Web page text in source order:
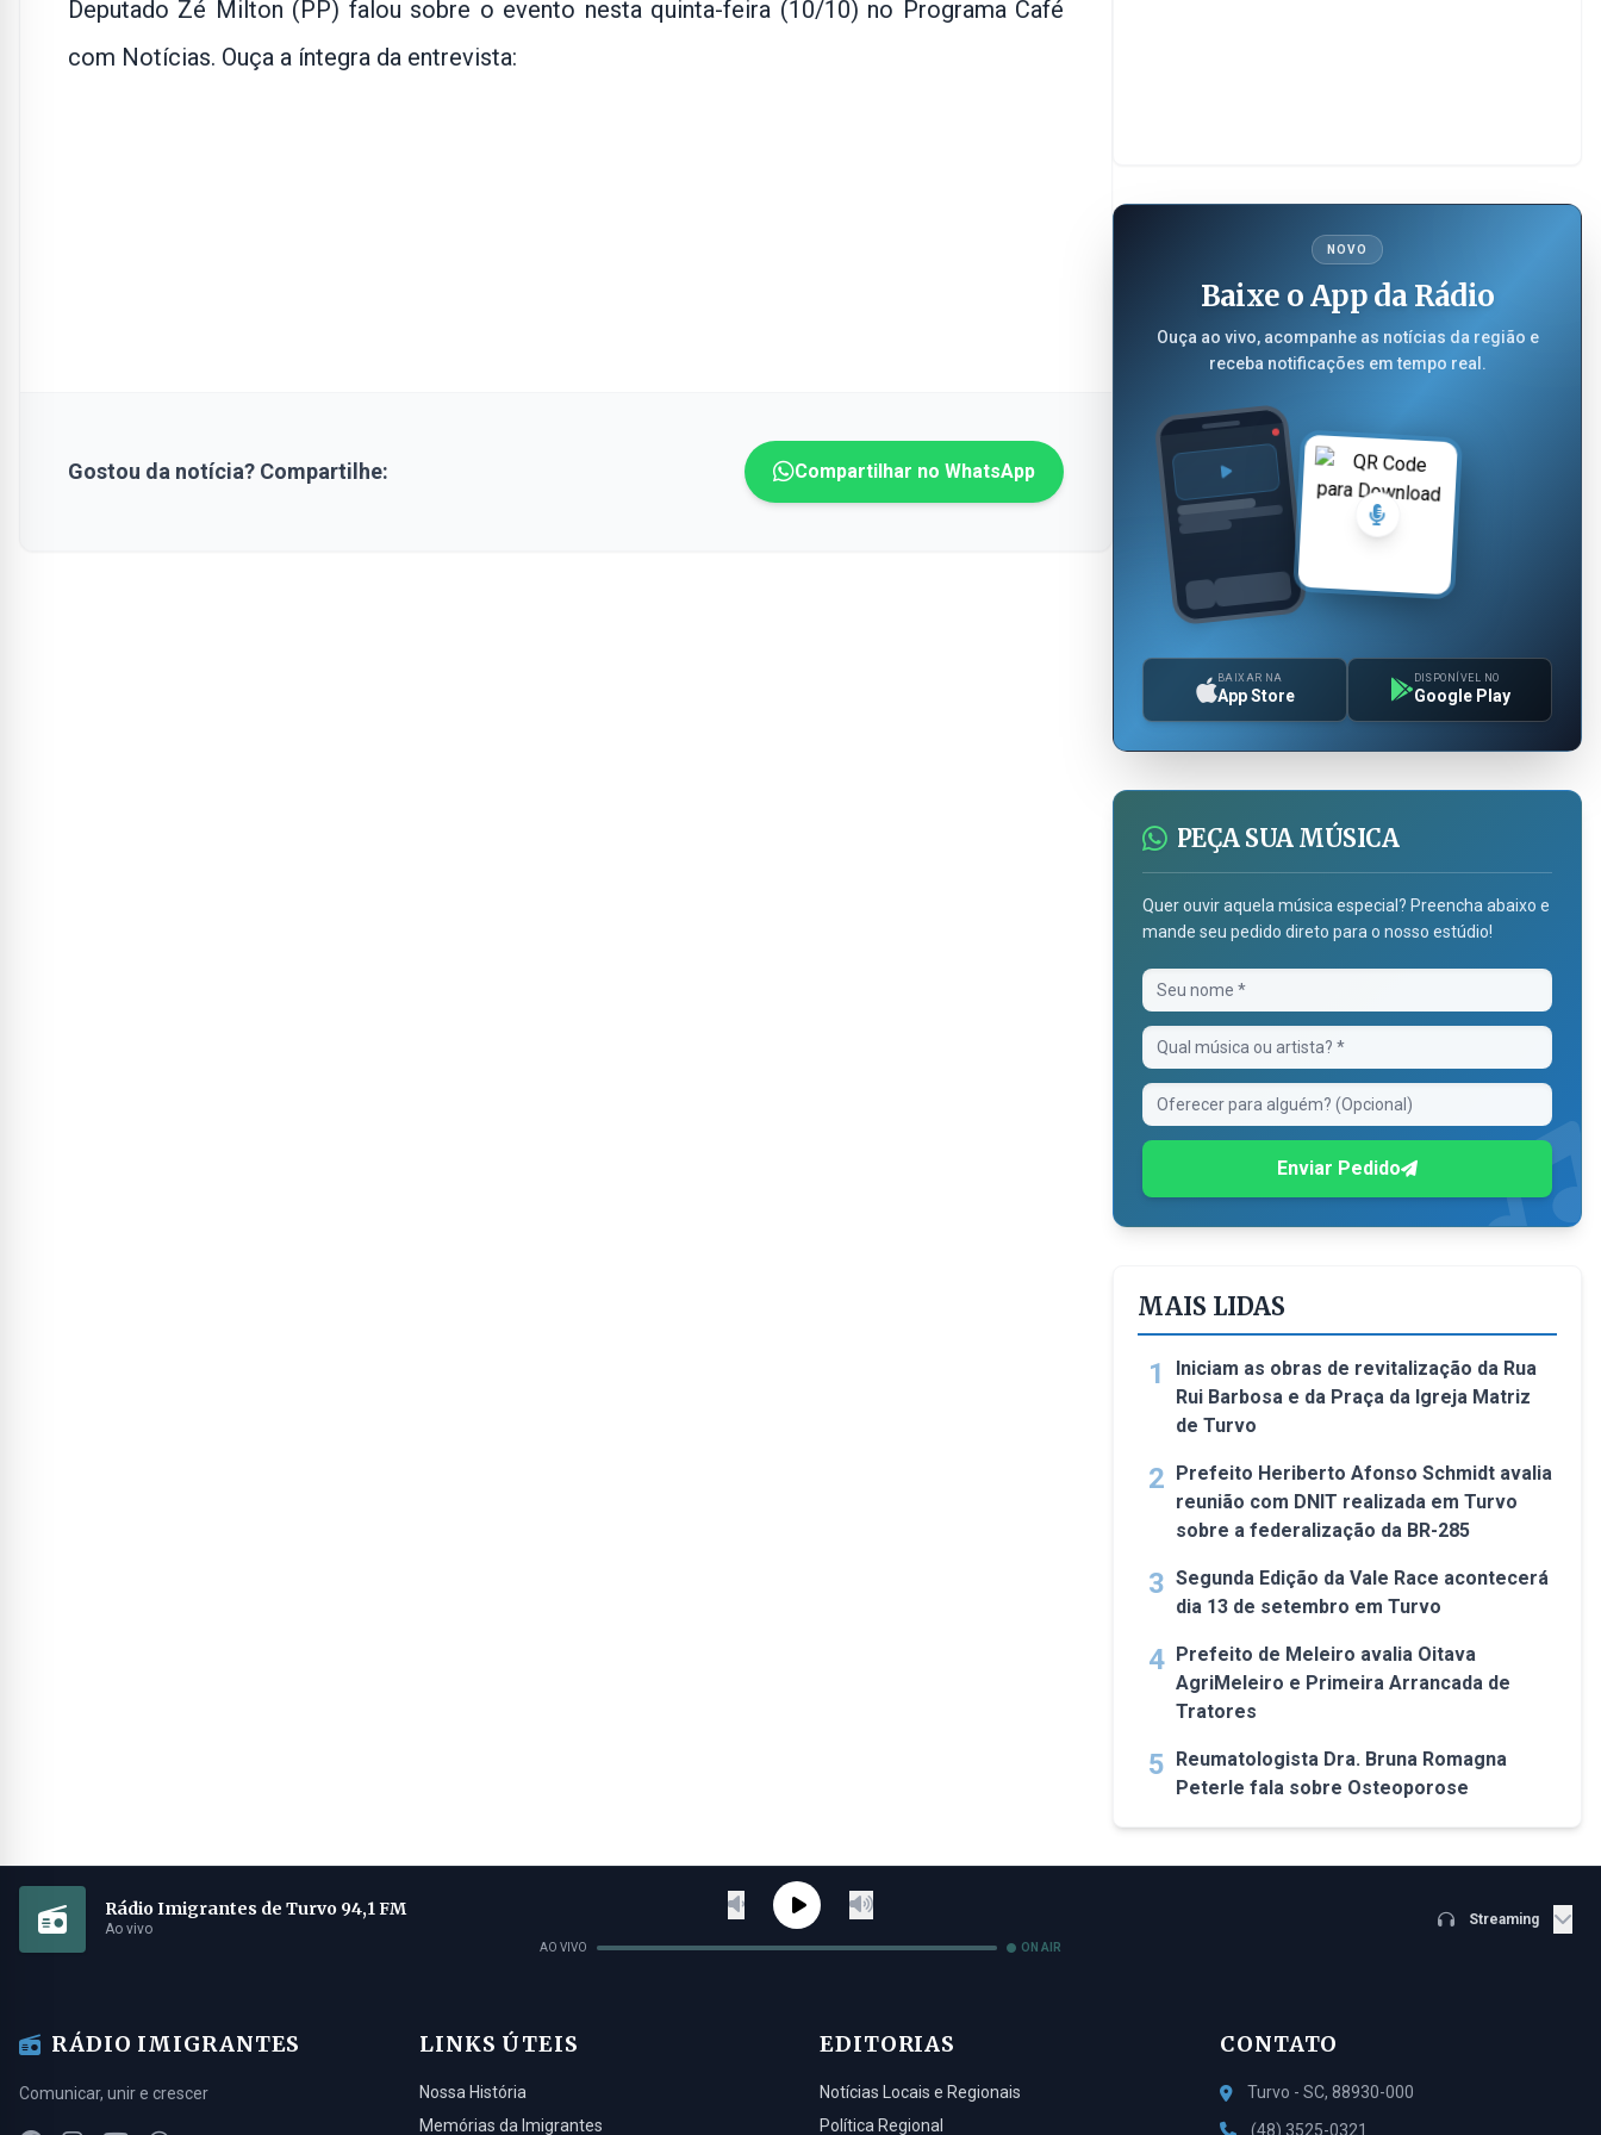
Deputado Zé Milton (PP) falou sobre o evento nesta quinta-feira (10/10) no Programa Café
com Notícias. Ouça a íntegra da entrevista:
Gostou da notícia? Compartilhe: Compartilhar no WhatsApp
NOVO
Baixe o App da Rádio
Ouça ao vivo, acompanhe as notícias da região e
receba notificações em tempo real.
BAIXAR NA
App Store
DISPONÍVEL NO
Google Play
PEÇA SUA MÚSICA
Quer ouvir aquela música especial? Preencha abaixo e
mande seu pedido direto para o nosso estúdio!
Enviar Pedido
MAIS LIDAS
1
Iniciam as obras de revitalização da Rua
Rui Barbosa e da Praça da Igreja Matriz
de Turvo
2 Prefeito Heriberto Afonso Schmidt avalia
reunião com DNIT realizada em Turvo
sobre a federalização da BR-285
3 Segunda Edição da Vale Race acontecerá
dia 13 de setembro em Turvo
4 Prefeito de Meleiro avalia Oitava
AgriMeleiro e Primeira Arrancada de
Tratores
5 Reumatologista Dra. Bruna Romagna
Peterle fala sobre Osteoporose
Rádio Imigrantes de Turvo 94,1 FM
Ao vivo
AO VIVO ON AIR
Streaming
RÁDIO IMIGRANTES
Comunicar, unir e crescer
LINKS ÚTEIS
Nossa História
Memórias da Imigrantes
EDITORIAS
Notícias Locais e Regionais
Política Regional
CONTATO
Turvo - SC, 88930-000
(48) 3525-0321